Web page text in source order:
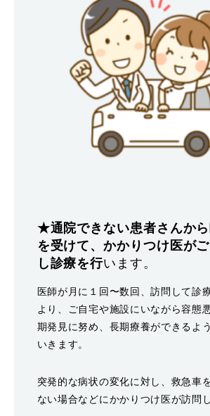
★通院できない患者さんか
を受けて、かかりつけ医が
し診療を行います。
医師が月に１回〜数回、訪問して診
より、ご自宅や施設にいながら容態
期発見に努め、長期療養ができるよ
いきます。
突発的な病状の変化に対し、救急車
ない場合などにかかりつけ医が訪問